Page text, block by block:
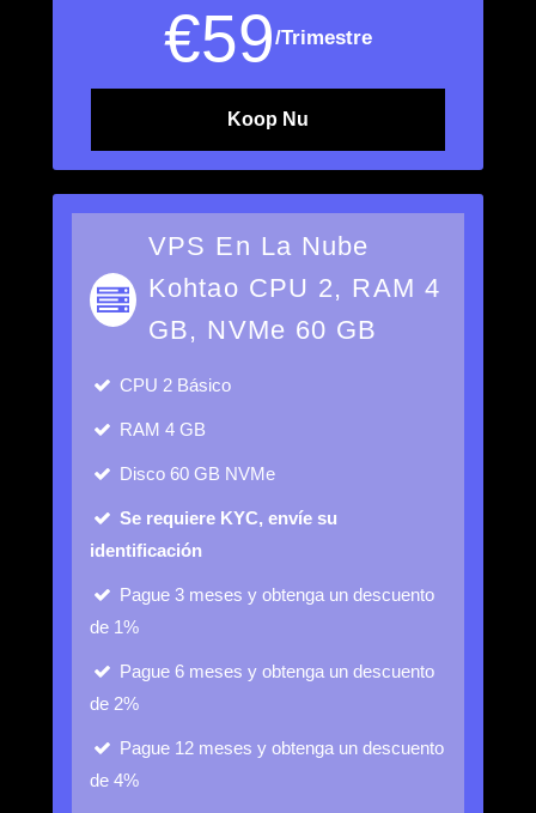
€59/Trimestre
Koop Nu
VPS En La Nube
Kohtao CPU 2, RAM 4
GB, NVMe 60 GB
CPU 2 Básico
RAM 4 GB
Disco 60 GB NVMe
Se requiere KYC, envíe su
identificación
Pague 3 meses y obtenga un descuento
de 1%
Pague 6 meses y obtenga un descuento
de 2%
Pague 12 meses y obtenga un descuento
de 4%